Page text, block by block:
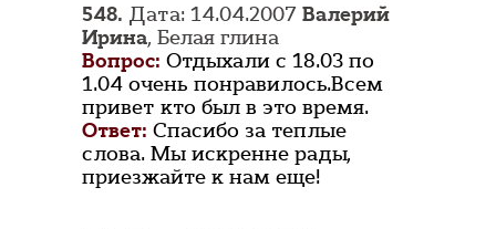
548. Дата: 14.04.2007 Валерий
Ирина, Белая глина
Вопрос: Отдыхали с 18.03 по
1.04 очень понравилось.Всем
привет кто был в это время.
Ответ: Спасибо за теплые
слова. Мы искренне рады,
приезжайте к нам еще!